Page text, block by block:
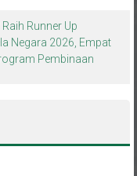
Berkarakter Luhur
Makroman Indah